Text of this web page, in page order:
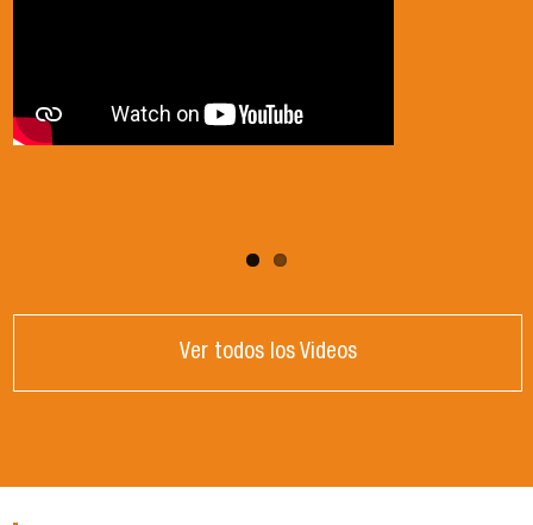
Ver todos los Videos